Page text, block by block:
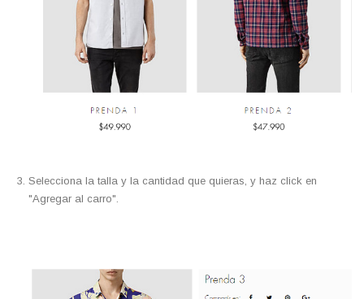
Selecciona la talla y la cantidad que quieras, y haz click en
"Agregar al carro".